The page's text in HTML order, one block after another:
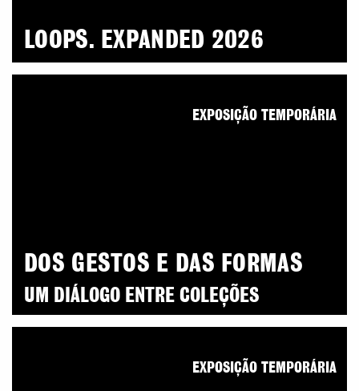
LOOPS. EXPANDED 2026
DOS GESTOS E DAS FORMAS
UM DIÁLOGO ENTRE COLEÇÕES
EXPOSIÇÃO TEMPORÁRIA
EXPOSIÇÃO TEMPORÁRIA